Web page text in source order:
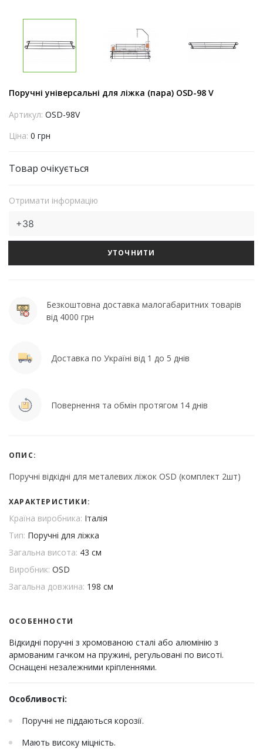
Поручні універсальні для ліжка (пара) OSD-98 V
Артикул: OSD-98V
Ціна: 0 грн
Товар очікується
Отримати інформацію
УТОЧНИТИ
Безкоштовна доставка малогабаритних товарів
від 4000 грн
Доставка по Україні від 1 до 5 днів
Повернення та обмін протягом 14 днів
ОПИС:
Поручні відкідні для металевих ліжок OSD (комплект 2шт)
ХАРАКТЕРИСТИКИ:
Країна виробника: Італія
Тип: Поручні для ліжка
Загальна висота: 43 см
Виробник: OSD
Загальна довжина: 198 см
ОСОБЕННОСТИ
Відкидні поручні з хромованою сталі або алюмінію з
армованим гачком на пружині, регульовані по висоті.
Оснащені незалежними кріпленнями.
Особливості:
Поручні не піддаються корозії.
Мають високу міцність.